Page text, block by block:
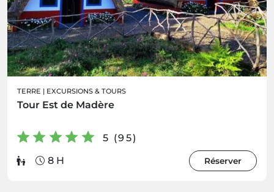
TERRE | EXCURSIONS & TOURS
Tour Est de Madère
5 (95)
8 H
Réserver